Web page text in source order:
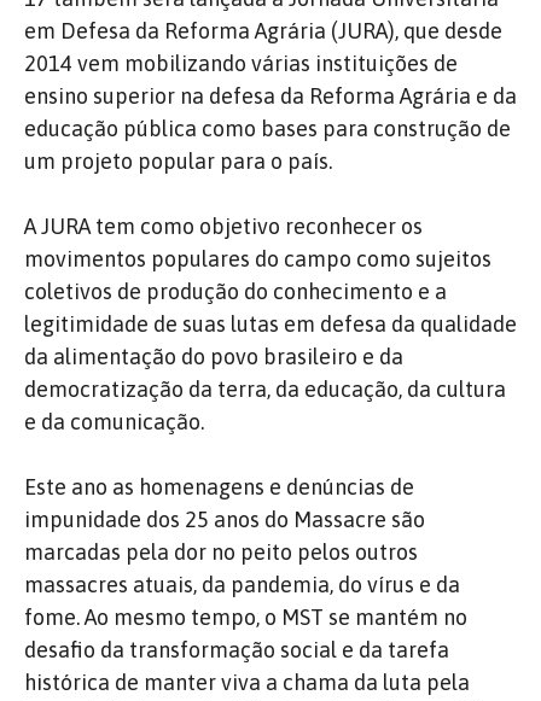
em Defesa da Reforma Agrária (JURA), que desde
2014 vem mobilizando várias instituições de
ensino superior na defesa da Reforma Agrária e da
educação pública como bases para construção de
um projeto popular para o país.
A JURA tem como objetivo reconhecer os
movimentos populares do campo como sujeitos
coletivos de produção do conhecimento e a
legitimidade de suas lutas em defesa da qualidade
da alimentação do povo brasileiro e da
democratização da terra, da educação, da cultura
e da comunicação.
Este ano as homenagens e denúncias de
impunidade dos 25 anos do Massacre são
marcadas pela dor no peito pelos outros
massacres atuais, da pandemia, do vírus e da
fome. Ao mesmo tempo, o MST se mantém no
desafio da transformação social e da tarefa
histórica de manter viva a chama da luta pela